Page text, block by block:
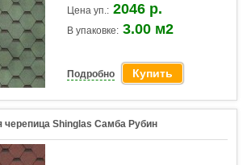
Цена уп.: 2046 р.
В упаковке: 3.00 м2
Подробно Купить
черепица Shinglas Самба Рубин